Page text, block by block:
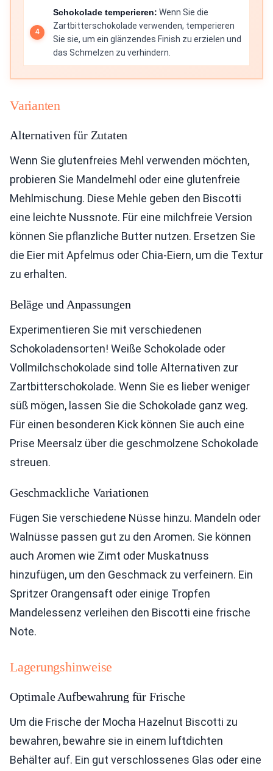
Schokolade temperieren: Wenn Sie die
Zartbitterschokolade verwenden, temperieren
Sie sie, um ein glänzendes Finish zu erzielen und
das Schmelzen zu verhindern.
Varianten
Alternativen für Zutaten
Wenn Sie glutenfreies Mehl verwenden möchten,
probieren Sie Mandelmehl oder eine glutenfreie
Mehlmischung. Diese Mehle geben den Biscotti
eine leichte Nussnote. Für eine milchfreie Version
können Sie pflanzliche Butter nutzen. Ersetzen Sie
die Eier mit Apfelmus oder Chia-Eiern, um die Textur
zu erhalten.
Beläge und Anpassungen
Experimentieren Sie mit verschiedenen
Schokoladensorten! Weiße Schokolade oder
Vollmilchschokolade sind tolle Alternativen zur
Zartbitterschokolade. Wenn Sie es lieber weniger
süß mögen, lassen Sie die Schokolade ganz weg.
Für einen besonderen Kick können Sie auch eine
Prise Meersalz über die geschmolzene Schokolade
streuen.
Geschmackliche Variationen
Fügen Sie verschiedene Nüsse hinzu. Mandeln oder
Walnüsse passen gut zu den Aromen. Sie können
auch Aromen wie Zimt oder Muskatnuss
hinzufügen, um den Geschmack zu verfeinern. Ein
Spritzer Orangensaft oder einige Tropfen
Mandelessenz verleihen den Biscotti eine frische
Note.
Lagerungshinweise
Optimale Aufbewahrung für Frische
Um die Frische der Mocha Hazelnut Biscotti zu
bewahren, bewahre sie in einem luftdichten
Behälter auf. Ein gut verschlossenes Glas oder eine